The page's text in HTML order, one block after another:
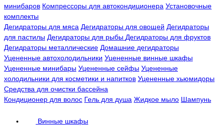
минибаров Компрессоры для автокондиционера Установочные
комплекты
Дегидраторы для мяса Дегидраторы для овощей Дегидраторы
для пастилы Дегидраторы для рыбы Дегидраторы для фруктов
Дегидраторы металлические Домашние дегидраторы
Уцененные автохолодильники Уцененные винные шкафы
Уцененные минибары Уцененные сейфы Уцененные
холодильники для косметики и напитков Уцененные хьюмидоры
Средства для очистки бассейна
Кондиционер для волос Гель для душа Жидкое мыло Шампунь
Винные шкафы